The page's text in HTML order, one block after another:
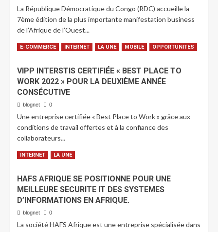
La République Démocratique du Congo (RDC) accueille la
7ème édition de la plus importante manifestation business
de l’Afrique de l’Ouest...
LIRE PLUS
E-COMMERCE INTERNET LA UNE MOBILE OPPORTUNITES
VIPP INTERSTIS CERTIFIÉE « BEST PLACE TO
WORK 2022 » POUR LA DEUXIÈME ANNÉE
CONSÉCUTIVE
blognet 0
Une entreprise certifiée « Best Place to Work » grâce aux
conditions de travail offertes et à la confiance des
collaborateurs...
LIRE PLUS
INTERNET LA UNE
HAFS AFRIQUE SE POSITIONNE POUR UNE
MEILLEURE SECURITE IT DES SYSTEMES
D’INFORMATIONS EN AFRIQUE.
blognet 0
La société HAFS Afrique est une entreprise spécialisée dans